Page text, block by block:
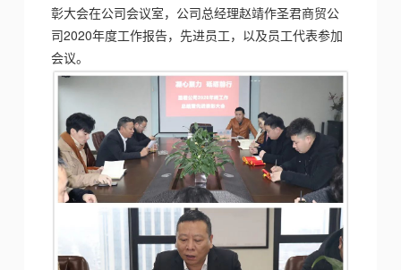
彰大会在公司会议室，公司总经理赵靖作圣君商贸公
司2020年度工作报告，先进员工，以及员工代表参加
会议。